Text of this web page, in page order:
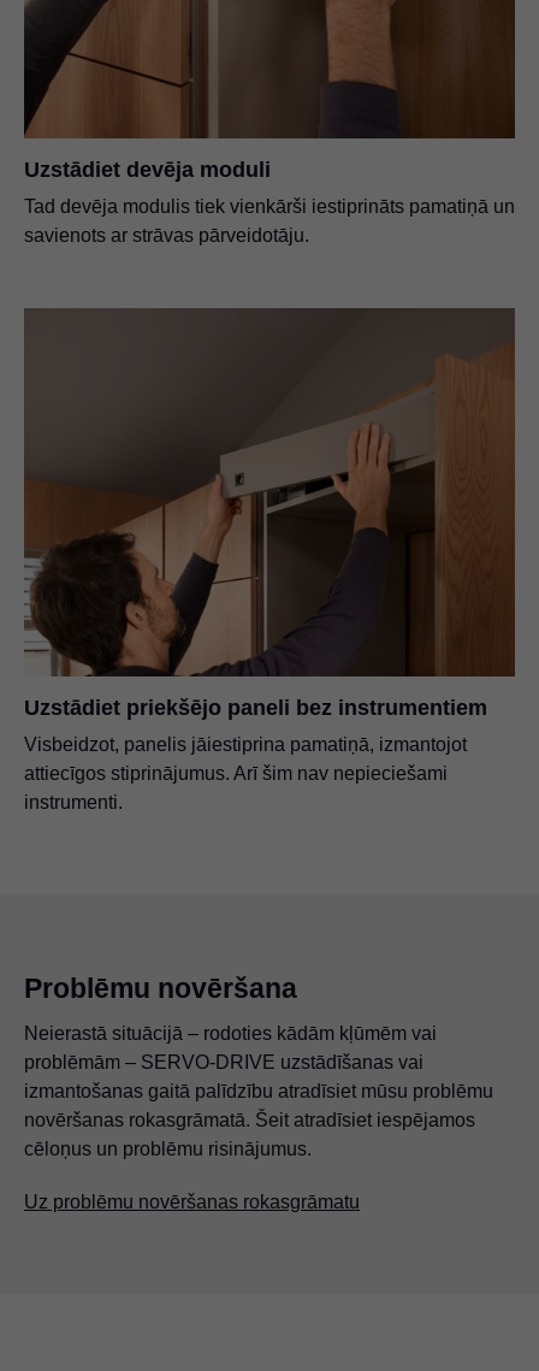
Uzstādiet devēja moduli
Tad devēja modulis tiek vienkārši iestiprināts pamatiņā un
savienots ar strāvas pārveidotāju.
Uzstādiet priekšējo paneli bez instrumentiem
Visbeidzot, panelis jāiestiprina pamatiņā, izmantojot
attiecīgos stiprinājumus. Arī šim nav nepieciešami
instrumenti.
Problēmu novēršana
Neierastā situācijā – rodoties kādām kļūmēm vai
problēmām – SERVO-DRIVE uzstādīšanas vai
izmantošanas gaitā palīdzību atradīsiet mūsu problēmu
novēršanas rokasgrāmatā. Šeit atradīsiet iespējamos
cēloņus un problēmu risinājumus.
Uz problēmu novēršanas rokasgrāmatu